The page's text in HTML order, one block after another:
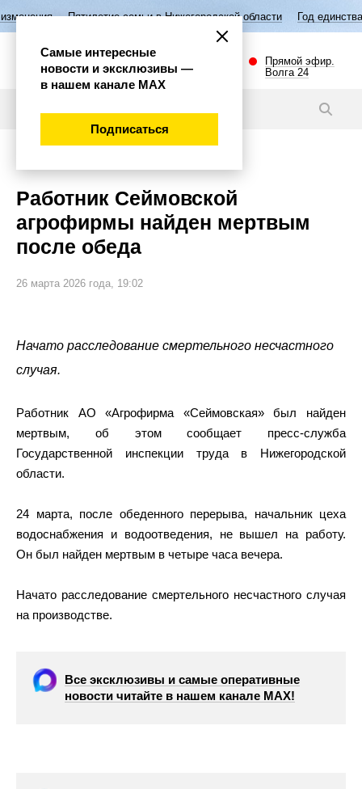
семьи в Нижегородской области Год единства народов России
Прямой эфир.
Волга 24
Работник Сеймовской
агрофирмы найден мертвым
после обеда
26 марта 2026 года, 19:02
Начато расследование смертельного несчастного
случая.
Работник АО «Агрофирма «Сеймовская» был найден
мертвым, об этом сообщает пресс-служба
Государственной инспекции труда в Нижегородской
области.
24 марта, после обеденного перерыва, начальник цеха
водоснабжения и водоотведения, не вышел на работу.
Он был найден мертвым в четыре часа вечера.
Начато расследование смертельного несчастного случая
на производстве.
Все эксклюзивы и самые оперативные
новости читайте в нашем канале МАХ!
Самые интересные
новости и эксклюзивы —
в нашем канале МАХ
Подписаться